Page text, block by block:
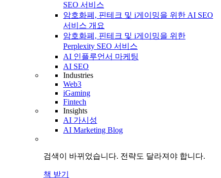
SEO 서비스
암호화폐, 핀테크 및 i게이밍을 위한 AI SEO
서비스 개요
암호화폐, 핀테크 및 i게이밍을 위한
Perplexity SEO 서비스
AI 인플루언서 마케팅
AI SEO
Industries
Web3
iGaming
Fintech
Insights
AI 가시성
AI Marketing Blog
검색이 바뀌었습니다. 전략도 달라져야 합니다.
책 받기